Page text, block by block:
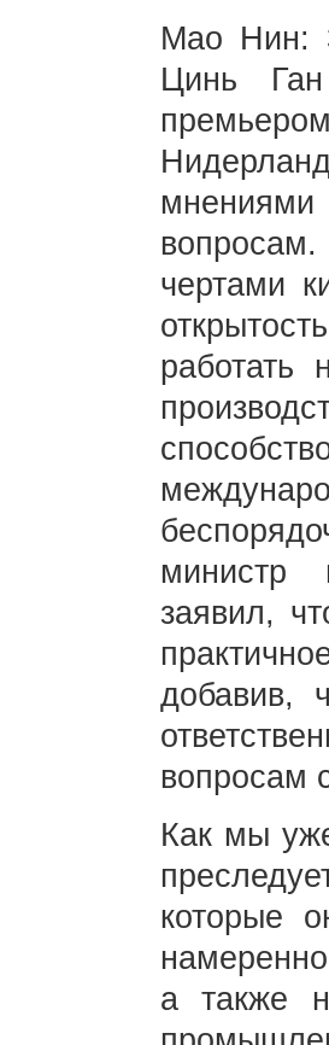
Мао Нин:
Цинь
чертами
работать
министр
заявил,
добавив,
вопросам
Как мы
которые
а также